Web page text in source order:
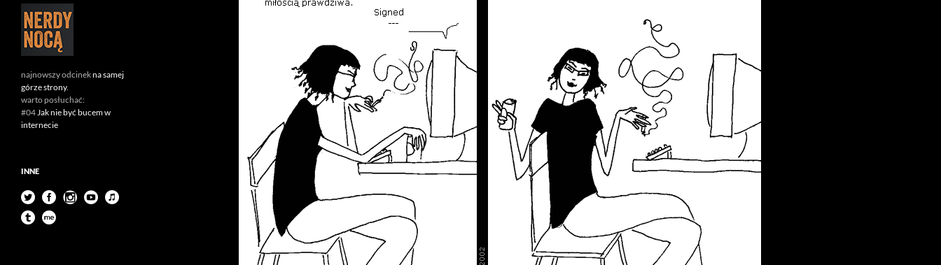
najnowszy odcinekna samej
górze strony.
warto posłuchać:
#04Jak nie być bucem w
internecie
INNE